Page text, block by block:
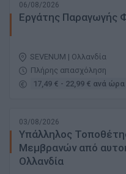
06/08/2026
Εργάτης Παραγωγής
SEVENUM | Ολλανδία
Πλήρης απασχόληση
17,49 € - 22,99 € ανά ώρα
03/08/2026
Υπάλληλος
Μεμβρανών από
Ολλανδία